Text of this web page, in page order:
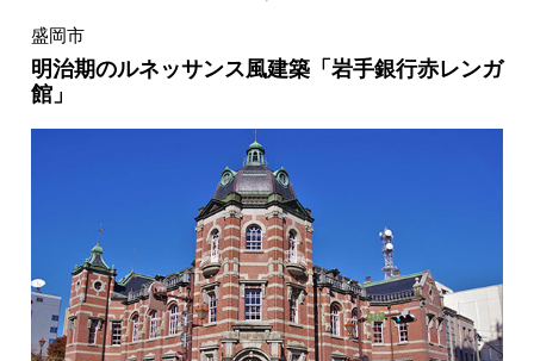
盛岡市
明治期のルネッサンス風建築「岩手銀行赤レンガ
館」